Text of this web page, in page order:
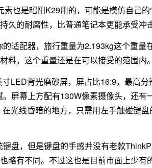
也是昭阳K29用的，可能是模仿自己的
久的耐磨性，比普通笔记本更能承受冲
适配器，旅行重量为2.193kg这个重量
料，这个重量还是在可以接受的范围内。
LED背光磨砂屏，屏占比16:9，最高
屏幕上方配有130W像素摄像头，还有
光线昏暗的地方，只需用左手触碰键盘
盘，但是键盘的手感并没有老款
略有不同。不过这也是目前市面上少有